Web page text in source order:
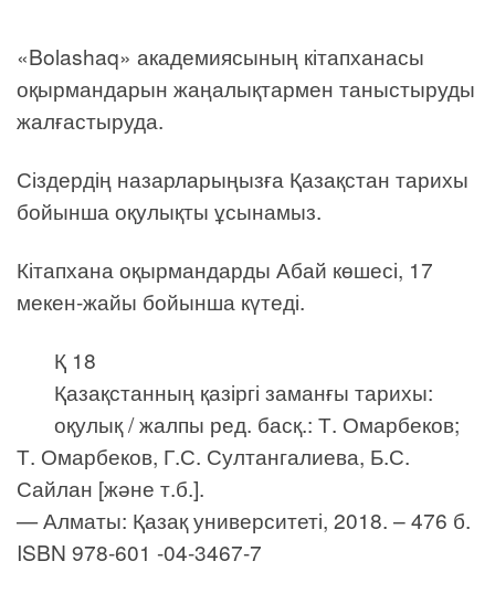
«Bolashaq» академиясының кітапханасы
оқырмандарын жаңалықтармен таныстыруды
жалғастыруда.
Сіздердің назарларыңызға Қазақстан тарихы
бойынша оқулықты ұсынамыз.
Кітапхана оқырмандарды Абай көшесі, 17
мекен-жайы бойынша күтеді.
Қ 18
Қазақстанның қазіргі заманғы тарихы:
оқулық / жалпы ред. басқ.: Т. Омарбеков;
Т. Омарбеков, Г.С. Султангалиева, Б.С.
Сайлан [және т.б.].
— Алматы: Қазақ университеті, 2018. – 476 б.
ISBN 978-601 -04-3467-7